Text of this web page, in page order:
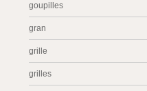
goupilles
gran
grille
grilles